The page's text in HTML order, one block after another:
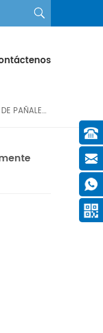
EMPAQUETADORA DE PAÑALES COMPLETAMENTE AUTOMÁTICA DE ALTA VELOCIDAD